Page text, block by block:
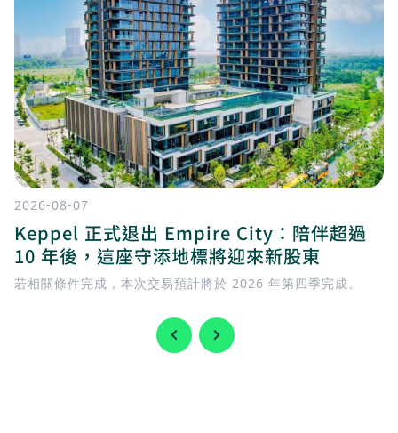
2026-08-07
Keppel 正式退出 Empire City：陪伴超過
10 年後，這座守添地標將迎來新股東
若相關條件完成，本次交易預計將於 2026 年第四季完成。